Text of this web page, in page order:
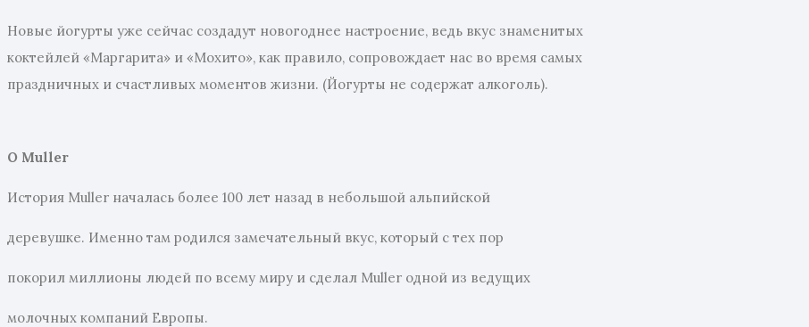
Новые йогурты уже сейчас создадут новогоднее настроение, ведь вкус знаменитых
коктейлей «Маргарита» и «Мохито», как правило, сопровождает нас во время самых
праздничных и счастливых моментов жизни. (Йогурты не содержат алкоголь).
О Muller
История Muller началась более 100 лет назад в небольшой альпийской
деревушке. Именно там родился замечательный вкус, который с тех пор
покорил миллионы людей по всему миру и сделал Muller одной из ведущих
молочных компаний Европы.